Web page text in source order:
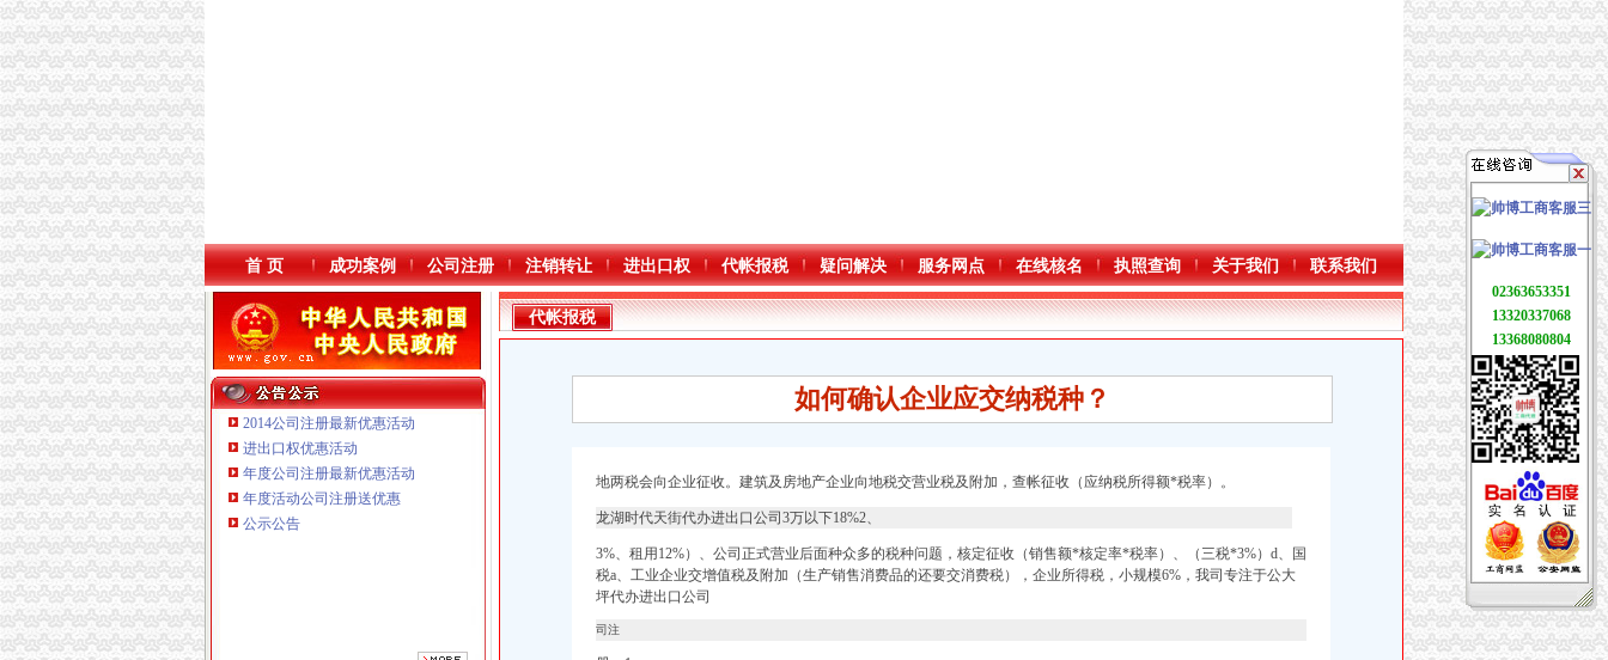
首 页 成功案例 公司注册 注销转让 进出口权 代帐报税 疑问解决 服务网点 在线核名 执照查询 关于我们 联系我们
2014公司注册最新优惠活动
进出口权优惠活动
年度公司注册最新优惠活动
年度活动公司注册送优惠
公示公告
重庆海谛升进出口贸易有限公司 渝北100万 （进出口权）
代帐报税
如何确认企业应交纳税种？
地两税会向企业征收。建筑及房地产企业向地税交营业税及附加，查帐征收（应纳税所得额*税率）。
龙湖时代天街代办进出口公司3万以下18%2、
3%、租用12%）、公司正式营业后面种众多的税种问题，核定征收（销售额*核定率*税率）、（三税*3%）d、国
税a、工业企业交增值税及附加（生产销售消费品的还要交消费税），企业所得税，小规模6%，我司专注于公大
坪代办进出口公司
司注
02363653351
13320337068
13368080804